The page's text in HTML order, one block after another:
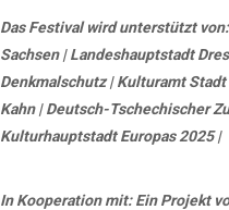
Das Festival wird unterstützt von:
Sachsen | Landeshauptstadt
Denkmalschutz | Kulturamt
Kahn | Deutsch-Tschechischer
Kulturhauptstadt Europas 2025 |
In Kooperation mit:Ein Projekt